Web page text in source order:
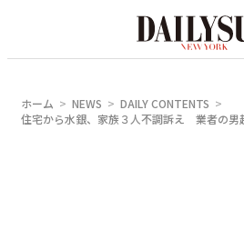
ホーム NEWS
DAILY CONTENTS
住宅から水銀、家族３人不調訴え 業者の男